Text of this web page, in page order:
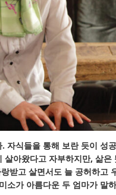
자식들을 통해 보란 듯이 성
살아왔다고 자부하지만, 삶
받고 살면서도 늘 공허하고
소가 아름다운 두 엄마가 말